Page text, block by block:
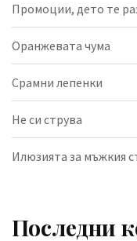
Промоции, дето те
Оранжевата чума
Срамни лепенки
Не си струва
Илюзията за мъжкия
Последни